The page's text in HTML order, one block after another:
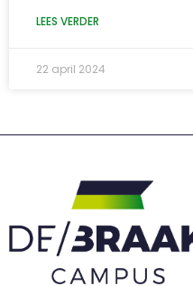
LEES VERDER
22 april 2024